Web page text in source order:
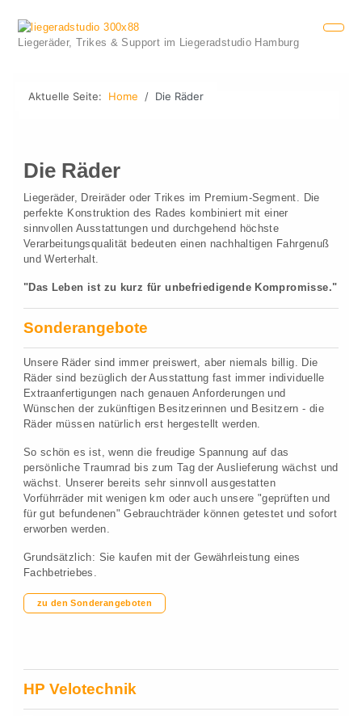
Liegeräder, Trikes & Support im Liegeradstudio Hamburg
Aktuelle Seite: Home Die Räder
Die Räder
Liegeräder, Dreiräder oder Trikes im Premium-Segment. Die
perfekte Konstruktion des Rades kombiniert mit einer
sinnvollen Ausstattungen und durchgehend höchste
Verarbeitungsqualität bedeuten einen nachhaltigen Fahrgenuß
und Werterhalt.
"Das Leben ist zu kurz für unbefriedigende Kompromisse."
Sonderangebote
Unsere Räder sind immer preiswert, aber niemals billig. Die
Räder sind bezüglich der Ausstattung fast immer individuelle
Extraanfertigungen nach genauen Anforderungen und
Wünschen der zukünftigen Besitzerinnen und Besitzern - die
Räder müssen natürlich erst hergestellt werden.
So schön es ist, wenn die freudige Spannung auf das
persönliche Traumrad bis zum Tag der Auslieferung wächst und
wächst. Unserer bereits sehr sinnvoll ausgestatten
Vorführräder mit wenigen km oder auch unsere "geprüften und
für gut befundenen" Gebrauchträder können getestet und sofort
erworben werden.
Grundsätzlich: Sie kaufen mit der Gewährleistung eines
Fachbetriebes.
zu den Sonderangeboten
HP Velotechnik